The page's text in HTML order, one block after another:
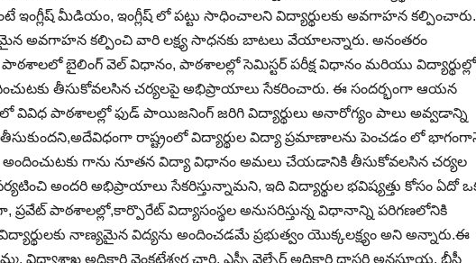
ఇంగ్లీష్ మీడియం, ఇంగ్లీష్ లో పట్టు సాధించాలని విద్యార్థులకు అవగాహన కల్పించారు.
అవగాహన కల్పించి వారి లక్ష్య సాధనకు బాటలు వేయాలన్నారు. అనంతరం
బైలింగ్ వెల్ విధానం, పాఠశాలల్లో సెమిస్టర్ పరీక్ష విధానం మరియు విద్యార్థుల్లో
తీసుకోవలసిన చర్యలపై అభిప్రాయాలు సేకరించారు. ఈ సందర్భంగా ఆయన
వివిధ పాఠశాలల్లో ఫుడ్ పాయిజనింగ్ జరిగి విద్యార్థులు అనారోగ్యం పాలు అవ్వడాన్ని
రాష్ట్రంలో విద్యార్థుల విద్యా ప్రమాణాలను పెంచడం లో
అందించుటకు గాను నూతన విద్యా విధానం అమలు చేయడానికి తీసుకోవలసిన చర్యల
అందరి అభిప్రాయాలు సేకరిస్తున్నామని, ఇది విద్యార్థుల భవిష్యత్తు కోసం ఏదో
ప్రవేట్ పాఠశాలల్లో,కార్పొరేట్ విద్యాసంస్థల అనుసరిస్తున్న విధానాన్ని పరిగణలోనికి
నాణ్యమైన విద్యను అందించడమే ప్రభుత్వం యొక్కలక్ష్యం అని అన్నారు.ఈ
విద్యాశాఖ అధికారి వెంకటేశ్వర చారి, ఎస్సీ వెల్ఫేర్ అధికారి దాసరి అనసూయ, బీసీ